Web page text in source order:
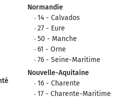
Normandie
14 - Calvados
27 - Eure
50 - Manche
61 - Orne
76 - Seine-Maritime
Nouvelle-Aquitaine
16 - Charente
17 - Charente-Maritime